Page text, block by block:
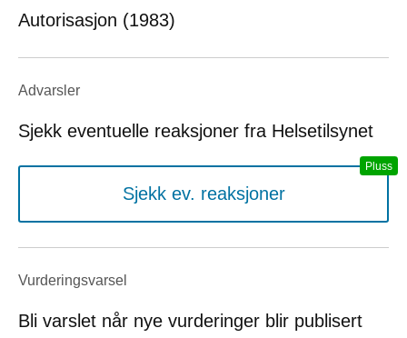
Autorisasjon (1983)
Advarsler
Sjekk eventuelle reaksjoner fra Helsetilsynet
Sjekk ev. reaksjoner
Vurderings­varsel
Bli varslet når nye vurderinger blir publisert